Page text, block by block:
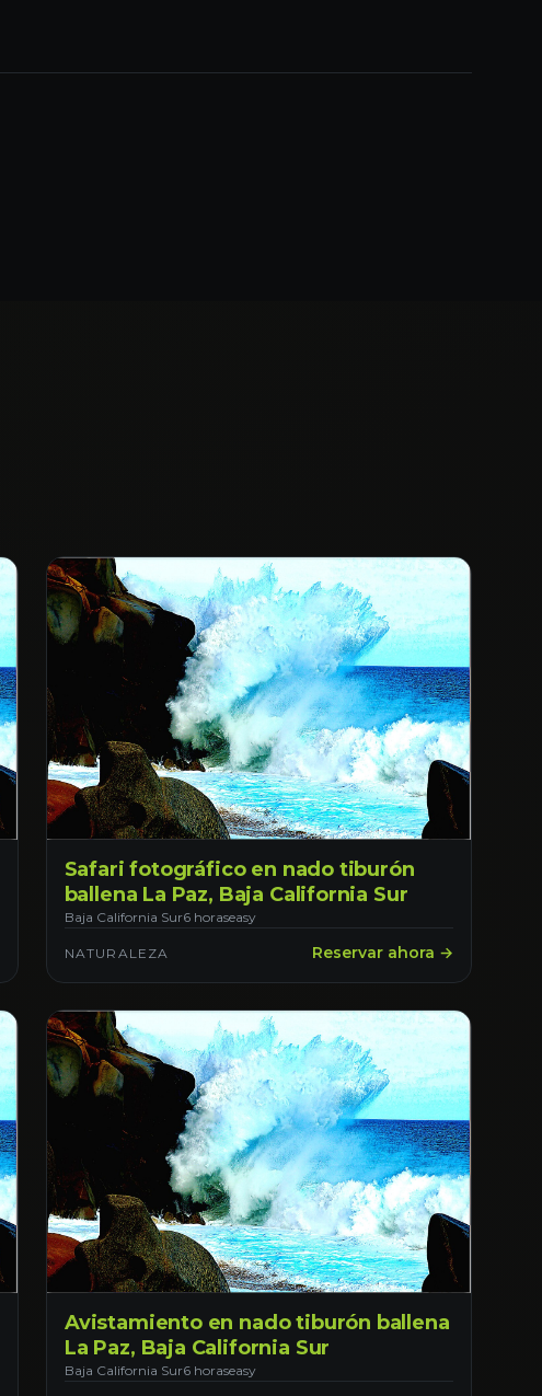
Safari fotográfico en nado tiburón
ballena La Paz, Baja California Sur
Baja California Sur6 horaseasy
NATURALEZA Reservar ahora →
Avistamiento en nado tiburón ballena
La Paz, Baja California Sur
Baja California Sur6 horaseasy